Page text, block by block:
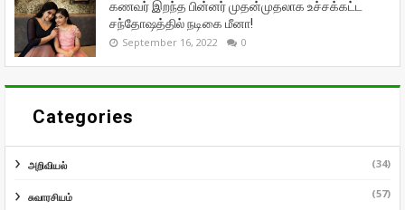
கணவர் இறந்த பின்னர் முதன்முதலாக உச்சக்கட்ட
சந்தோஷத்தில் நடிகை மீனா!
September 16, 2022 0
Categories
அறிவியல் (34)
சுவாரசியம் (57)